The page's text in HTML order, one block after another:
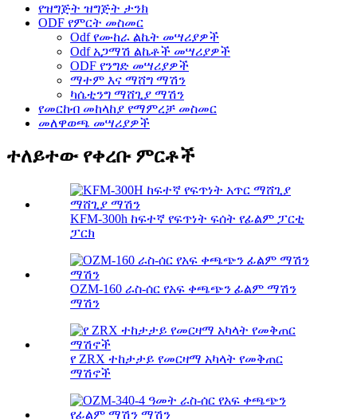
የዝግጅት ዝግጅት ታንክ
ODF የምርት መስመር
Odf የሙከራ ልኬት መሣሪያዎች
Odf አጋማሽ ልኬቶች መሣሪያዎች
ODF የንግድ መሣሪያዎች
ማተም እና ማሸግ ማሽን
ካሴቲንግ ማሸጊያ ማሽን
የመርከብ መከላከያ የማምረቻ መስመር
መለዋወጫ መሣሪያዎች
ተለይተው የቀረቡ ምርቶች
KFM-300h ከፍተኛ የፍጥነት ፍሰት የፊልም ፓርቲ
ፓርክ
OZM-160 ራስ-ሰር የአፍ ቀጫጭን ፊልም ማሽን
ማሽን
የ ZRX ተከታታይ የመርዛማ አካላት የመቅጠር
ማሽኖች